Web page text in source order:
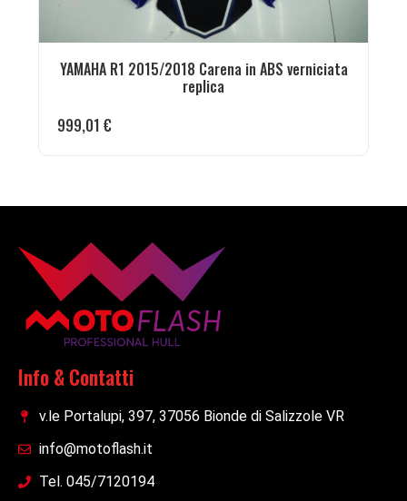
YAMAHA R1 2015/2018 Carena in ABS verniciata
replica
999,01 €
Info & Contatti
v.le Portalupi, 397, 37056 Bionde di Salizzole VR
info@motoflash.it
Tel. 045/7120194